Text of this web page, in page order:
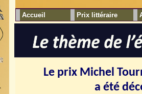
Le prix Michel
a été
Accueil Prix littéraire